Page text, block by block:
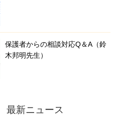
保護者からの相談対応Q＆A（鈴
木邦明先生）
最新ニュース